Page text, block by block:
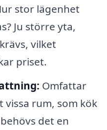
stor lägenhet
Ju större yta,
vilket
priset.
Omfattar
vissa rum, som kök
det en